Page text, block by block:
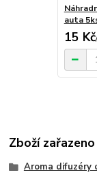
auta
15 Kč/
Zboží
Aroma difuzéry